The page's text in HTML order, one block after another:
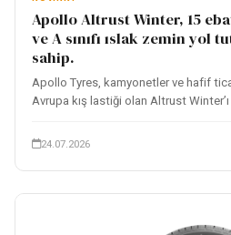
Apollo Altrust Winter, 15
ve A sınıfı ıslak zemin yol
sahip.
Apollo Tyres, kamyonetler ve hafif
Avrupa kış lastiği olan Altrust
24.07.2026